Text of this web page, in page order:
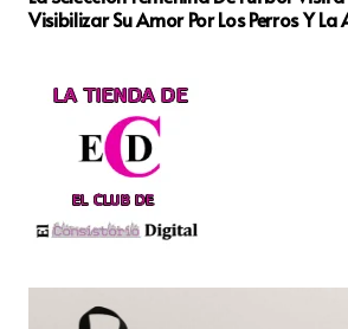
Visibilizar Su Amor Por Los Perros Y